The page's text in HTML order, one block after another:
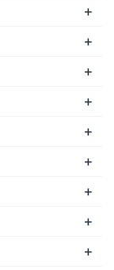
+
+
+
+
+
+
+
+
+